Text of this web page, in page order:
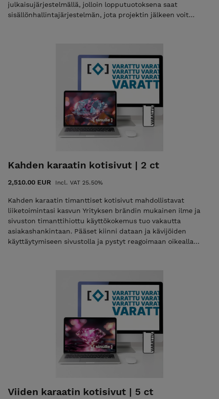
julkaisujärjestelmällä, jolloin lopputuotoksena saat
sisällönhallintajärjestelmän, jota projektin jälkeen voit
Kahden karaatin kotisivut | 2 ct
2,510.00 EUR Incl. VAT 25.50%
Kahden karaatin timanttiset kotisivut mahdollistavat
liiketoimintasi kasvun Yrityksen brändin mukainen ilme ja
sivuston timanttihiottu käyttökokemus tuo vakautta
asiakashankintaan. Pääset kiinni dataan ja kävijöiden
käyttäytymiseen sivustolla ja pystyt reagoimaan oikealla
sisällönhallintajärjestelmän, jota projektin jälkeen voit
päivittää itse muutamalla klikkauksella. Palvelu sisältää:
visuaalinen suunnittelu käyttöliittymäsuunnittelu
tarvittaessa sisällön luominen max. 20 sivua
hakukoneoptimointi (ei tarkoita julkaisun jälkeistä SEO:a)
blogi/ajankohtaista/uutiset-sivu
Viiden karaatin kotisivut | 5 ct